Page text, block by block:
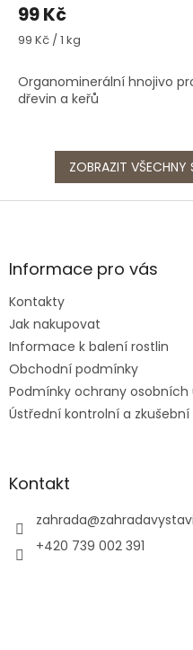
99 Kč
Měrná
99 Kč / 1 kg
Organominerální hnojivo
dřevin a keřů
ZOBRAZIT
Z
aInformace pro vás
Kontakty
Jak nakupovat
Informace k balení rostlin
Obchodní podmínky
Podmínky ochrany osobních
Ústřední kontrolní a
Kontakt
zahrada@
+420 739 002 391